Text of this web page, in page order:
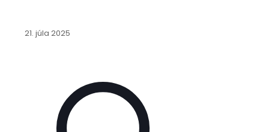
21. júla 2025